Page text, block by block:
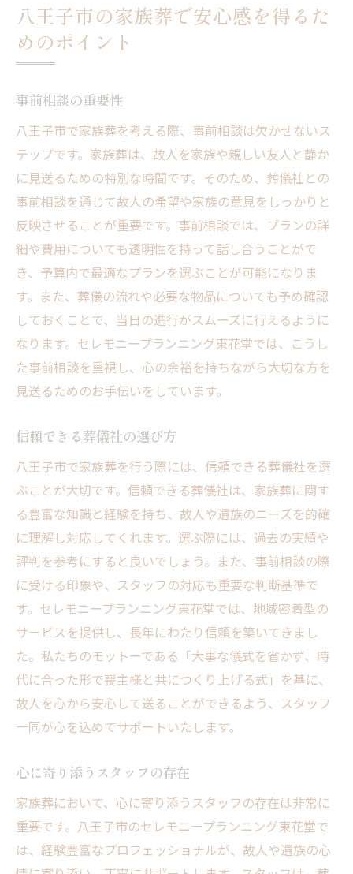
八王子市の家族葬で安心感を得るた
めのポイント
事前相談の重要性
八王子市で家族葬を考える際、事前相談は欠かせないス
テップです。家族葬は、故人を家族や親しい友人と静か
に見送るための特別な時間です。そのため、葬儀社との
事前相談を通じて故人の希望や家族の意見をしっかりと
反映させることが重要です。事前相談では、プランの詳
細や費用についても透明性を持って話し合うことがで
き、予算内で最適なプランを選ぶことが可能になりま
す。また、葬儀の流れや必要な物品についても予め確認
しておくことで、当日の進行がスムーズに行えるように
なります。セレモニープランニング東花堂では、こうし
た事前相談を重視し、心の余裕を持ちながら大切な方を
見送るためのお手伝いをしています。
信頼できる葬儀社の選び方
八王子市で家族葬を行う際には、信頼できる葬儀社を選
ぶことが大切です。信頼できる葬儀社は、家族葬に関す
る豊富な知識と経験を持ち、故人や遺族のニーズを的確
に理解し対応してくれます。選ぶ際には、過去の実績や
評判を参考にすると良いでしょう。また、事前相談の際
に受ける印象や、スタッフの対応も重要な判断基準で
す。セレモニープランニング東花堂では、地域密着型の
サービスを提供し、長年にわたり信頼を築いてきまし
た。私たちのモットーである「大事な儀式を省かず、時
代に合った形で喪主様と共につくり上げる式」を基に、
故人を心から安心して送ることができるよう、スタッフ
一同が心を込めてサポートいたします。
心に寄り添うスタッフの存在
家族葬において、心に寄り添うスタッフの存在は非常に
重要です。八王子市のセレモニープランニング東花堂で
は、経験豊富なプロフェッショナルが、故人や遺族の心